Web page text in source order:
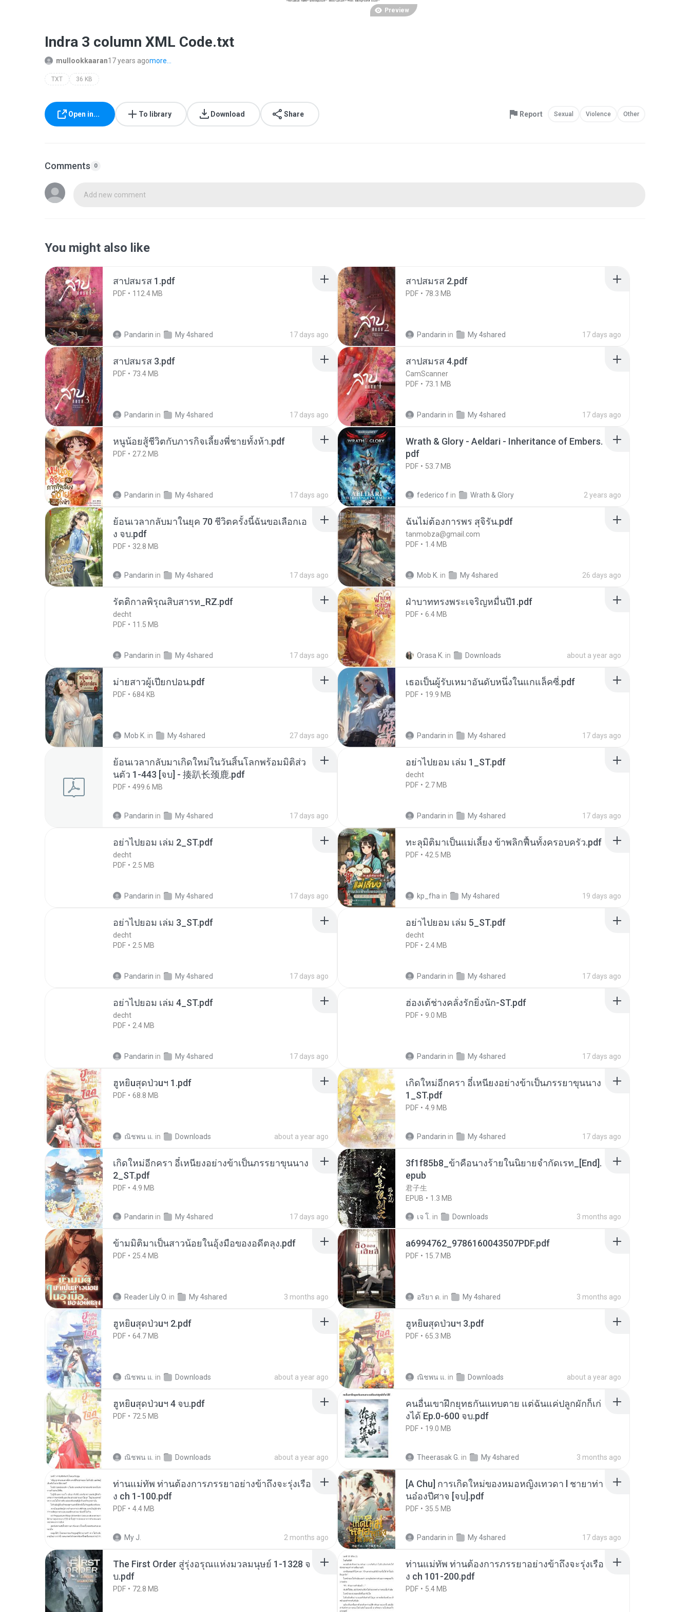
Preview
Indra 3 column XML Code.txt
mullookkaaran17 years agomore...
TXT 36 KB
Open in... To library Download Share Report Sexual Violence Other
Comments 0
Add new comment
You might also like
สาปสมรส 1.pdf
PDF 112.4 MB
Pandarin in My 4shared 17 days ago
สาปสมรส 2.pdf
PDF 78.3 MB
Pandarin in My 4shared 17 days ago
สาปสมรส 3.pdf
PDF 73.4 MB
Pandarin in My 4shared 17 days ago
สาปสมรส 4.pdf
CamScanner
PDF
73.1 MB
Pandarin in My 4shared 17 days ago
หนูน้อยสู้ชีวิตกับภารกิจเลี้ยงพี่ชายทั้งห้า.pdf
PDF 27.2 MB
Pandarin in My 4shared 17 days ago
Wrath & Glory - Aeldari - Inheritance of Embers.
pdf
PDF 53.7 MB
federico f in Wrath & Glory 2 years ago
ย้อนเวลากลับมาในยุค 70 ชีวิตครั้งนี้ฉันขอเลือกเอ
ง จบ.pdf
PDF 32.8 MB
Pandarin in My 4shared 17 days ago
ฉันไม่ต้องการพร สุจิรัน.pdf
tanmobza@gmail.com
PDF
1.4 MB
Mob K. in My 4shared 26 days ago
รัตติกาลพิรุณสิบสารท_RZ.pdf
decht
PDF
11.5 MB
Pandarin in My 4shared 17 days ago
ฝ่าบาททรงพระเจริญหมื่นปี1.pdf
PDF 6.4 MB
Orasa K. in Downloads about a year ago
ม่ายสาวผู้เปียกปอน.pdf
PDF 684 KB
Mob K. in My 4shared 27 days ago
เธอเป็นผู้รับเหมาอันดับหนึ่งในแกแล็คซี่.pdf
PDF 19.9 MB
Pandarin in My 4shared 17 days ago
ย้อนเวลากลับมาเกิดใหม่ในวันสิ้นโลกพร้อมมิติส่ว
นตัว 1-443 [จบ] - 揍趴长颈鹿.pdf
PDF 499.6 MB
Pandarin in My 4shared 17 days ago
อย่าไปยอม เล่ม 1_ST.pdf
decht
PDF
2.7 MB
Pandarin in My 4shared 17 days ago
อย่าไปยอม เล่ม 2_ST.pdf
decht
PDF
2.5 MB
Pandarin in My 4shared 17 days ago
ทะลุมิติมาเป็นแม่เลี้ยง ข้าพลิกฟื้นทั้งครอบครัว.pdf
PDF 42.5 MB
kp_fha in My 4shared 19 days ago
อย่าไปยอม เล่ม 3_ST.pdf
decht
PDF
2.5 MB
Pandarin in My 4shared 17 days ago
อย่าไปยอม เล่ม 5_ST.pdf
decht
PDF
2.4 MB
Pandarin in My 4shared 17 days ago
อย่าไปยอม เล่ม 4_ST.pdf
decht
PDF
2.4 MB
Pandarin in My 4shared 17 days ago
ฮ่องเต้ช่างคลั่งรักยิ่งนัก-ST.pdf
PDF 9.0 MB
Pandarin in My 4shared 17 days ago
ฮูหยิuสุดป่วuฯ 1.pdf
PDF 68.8 MB
ณิชพน แ. in Downloads about a year ago
เกิดใหม่อีกครา อี๋เหนียงอย่างข้าเป็นภรรยาขุนนาง
1_ST.pdf
PDF 4.9 MB
Pandarin in My 4shared 17 days ago
เกิดใหม่อีกครา อี๋เหนียงอย่างข้าเป็นภรรยาขุนนาง
2_ST.pdf
PDF 4.9 MB
Pandarin in My 4shared 17 days ago
3f1f85b8_ข้าคือนางร้ายในนิยายจำกัดเรท_[End].
epub
君子生
EPUB
1.3 MB
เจ โ. in Downloads 3 months ago
ข้ามมิติมาเป็นสาวน้อยในอุ้งมือของอดีตลุง.pdf
PDF 25.4 MB
Reader Lily O. in My 4shared 3 months ago
a6994762_9786160043507PDF.pdf
PDF 15.7 MB
อริยา ด. in My 4shared 3 months ago
ฮูหยิuสุดป่วuฯ 2.pdf
PDF 64.7 MB
ณิชพน แ. in Downloads about a year ago
ฮูหยิuสุดป่วuฯ 3.pdf
PDF 65.3 MB
ณิชพน แ. in Downloads about a year ago
ฮูหยิuสุดป่วuฯ 4 จบ.pdf
PDF 72.5 MB
ณิชพน แ. in Downloads about a year ago
คนอื่นเขาฝึกยุทธกันแทบตาย แต่ฉันแค่ปลูกผักก็เก่
งได้ Ep.0-600 จบ.pdf
PDF 19.0 MB
Theerasak G. in My 4shared 3 months ago
ท่านแม่ทัพ ท่านต้องการภรรยาอย่างข้าถึงจะรุ่งเรือ
ง ch 1-100.pdf
PDF 4.4 MB
My J. 2 months ago
[A Chu] การเกิดใหม่ของหมอหญิงเทวดา l ชายาท่า
นอ๋องปีศาจ [จบ].pdf
PDF 35.5 MB
Pandarin in My 4shared 17 days ago
The First Order สู่รุ่งอรุณแห่งมวลมนุษย์ 1-1328 จ
บ.pdf
PDF 72.8 MB
ท่านแม่ทัพ ท่านต้องการภรรยาอย่างข้าถึงจะรุ่งเรือ
ง ch 101-200.pdf
PDF 5.4 MB